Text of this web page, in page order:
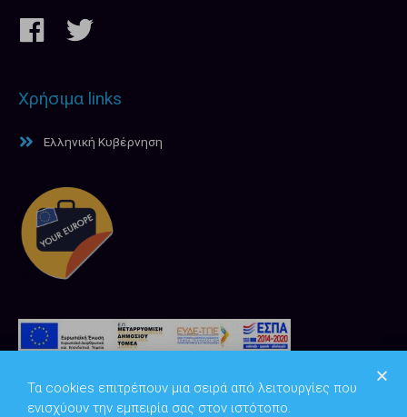
Χρήσιμα links
Ελληνική Κυβέρνηση
Τα cookies επιτρέπουν μια σειρά από λειτουργίες που
ενισχύουν την εμπειρία σας στον ιστότοπο.